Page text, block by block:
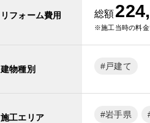
リフォーム費用 総額
※施工当時の料金
建物種別 戸建て
施工エリア 岩手県